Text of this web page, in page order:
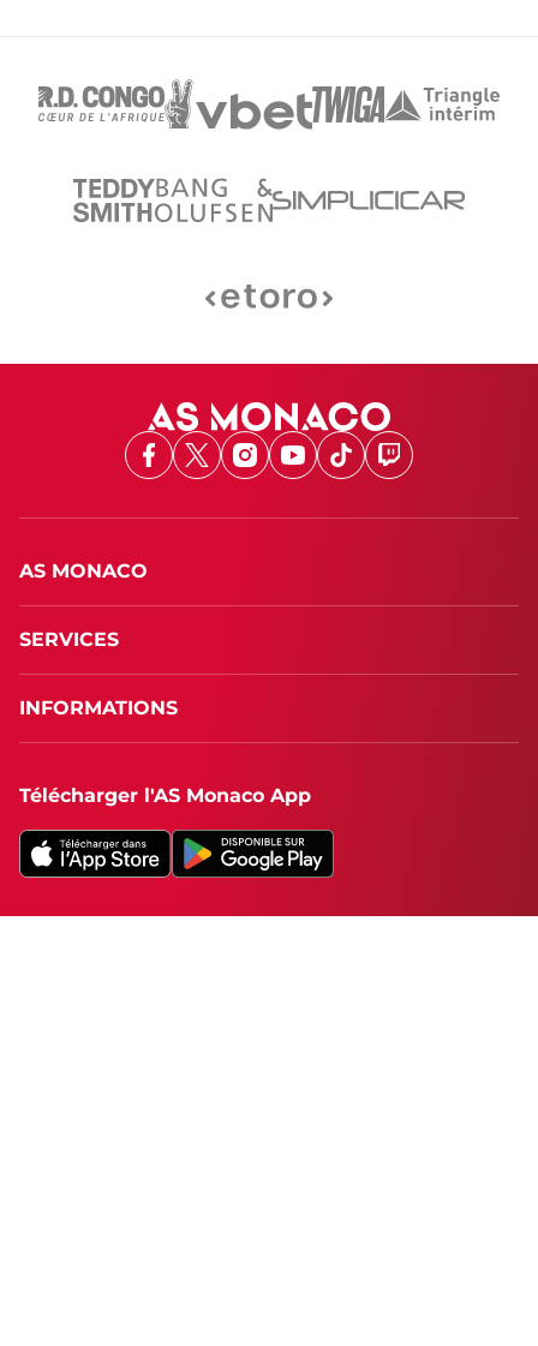
Facebook
X Instagram
Youtube
TikTokTwitch
AS MONACO
SERVICES
INFORMATIONS
Télécharger l'AS Monaco App